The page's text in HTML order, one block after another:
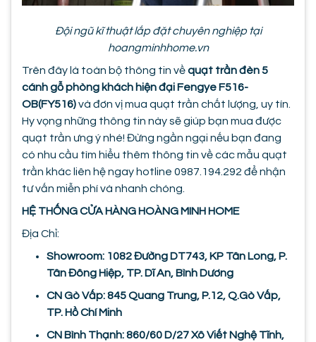
Đội ngũ kĩ thuật lắp đặt chuyên nghiệp tại
hoangminhhome.vn
Trên đây là toàn bộ thông tin vềquạt trần đèn 5
cánh gỗ phòng khách hiện đại Fengye F516-
OB(FY516)và đơn vị mua quạt trần chất lượng, uy tín.
Hy vọng những thông tin này sẽ giúp bạn mua được
quạt trần ưng ý nhé! Đừng ngần ngại nếu bạn đang
có nhu cầu tìm hiểu thêm thông tin về các mẫu quạt
trần khác liên hệ ngay hotline 0987.194.292 để nhận
tư vấn miễn phí và nhanh chóng.
HỆ THỐNG CỬA HÀNG HOÀNG MINH HOME
Địa Chỉ:
Showroom: 1082 Đường DT743, KP Tân Long, P.
Tân Đông Hiệp, TP. Dĩ An, Bình Dương
CN Gò Vấp: 845 Quang Trung, P.12, Q.Gò Vấp,
TP. Hồ Chí Minh
CN Bình Thạnh: 860/60 D/27 Xô Viết Nghệ Tĩnh,